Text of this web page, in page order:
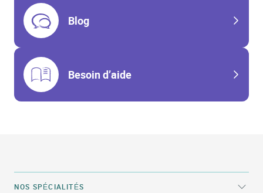
Blog
Besoin d’aide
NOS SPÉCIALITÉS